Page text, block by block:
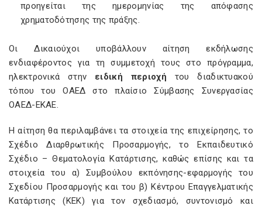
προηγείται της ημερομηνίας της απόφασης
χρηματοδότησης της πράξης.
Οι Δικαιούχοι υποβάλλουν αίτηση εκδήλωσης
ενδιαφέροντος για τη συμμετοχή τους στο πρόγραμμα,
ηλεκτρονικά στην ειδική περιοχή του διαδικτυακού
τόπου του ΟΑΕΔ στο πλαίσιο Σύμβασης Συνεργασίας
ΟΑΕΔ-ΕΚΑΕ.
Η αίτηση θα περιλαμβάνει τα στοιχεία της επιχείρησης, το
Σχέδιο Διαρθρωτικής Προσαρμογής, το Εκπαιδευτικό
Σχέδιο – Θεματολογία Κατάρτισης, καθώς επίσης και τα
στοιχεία του α) Συμβούλου εκπόνησης-εφαρμογής του
Σχεδίου Προσαρμογής και του β) Κέντρου Επαγγελματικής
Κατάρτισης (ΚΕΚ) για τον σχεδιασμό, συντονισμό και